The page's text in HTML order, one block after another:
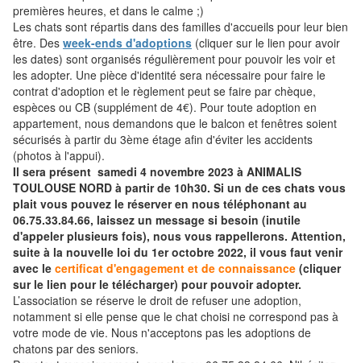
premières heures, et dans le calme ;)
Les chats sont répartis dans des familles d'accueils pour leur bien
être. Des week-ends d'adoptions (cliquer sur le lien pour avoir
les dates) sont organisés régulièrement pour pouvoir les voir et
les adopter. Une pièce d'identité sera nécessaire pour faire le
contrat d'adoption et le règlement peut se faire par chèque,
espèces ou CB (supplément de 4€). Pour toute adoption en
appartement, nous demandons que le balcon et fenêtres soient
sécurisés à partir du 3ème étage afin d'éviter les accidents
(photos à l'appui).
Il sera présent samedi 4 novembre 2023 à ANIMALIS
TOULOUSE NORD à partir de 10h30. Si un de ces chats vous
plait vous pouvez le réserver en nous téléphonant au
06.75.33.84.66, laissez un message si besoin (inutile
d'appeler plusieurs fois), nous vous rappellerons. Attention,
suite à la nouvelle loi du 1er octobre 2022, il vous faut venir
avec le certificat d'engagement et de connaissance (cliquer
sur le lien pour le télécharger) pour pouvoir adopter.
L’association se réserve le droit de refuser une adoption,
notamment si elle pense que le chat choisi ne correspond pas à
votre mode de vie. Nous n'acceptons pas les adoptions de
chatons par des seniors.